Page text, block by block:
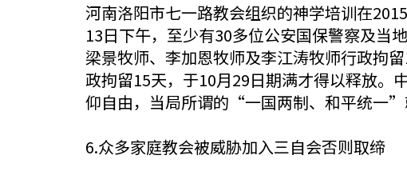
河南洛阳市七一路教会组织的神学培训在
13日下午，至少有30多位公安国保警察及当
梁景牧师、李加恩牧师及李江涛牧师行政拘
政拘留15天，于10月29日期满才得以释放。
仰自由，当局所谓的“一国两制、和平统一”
6.众多家庭教会被威胁加入三自会否则取缔